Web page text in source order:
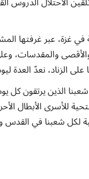
في غزة، عبر
الزناد، نعدّ العدة
الذين يرتقون
للأسرى
في القدس والضفة وغزة